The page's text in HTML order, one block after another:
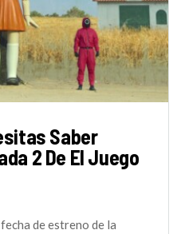
Saber
2 De El Juego
de estreno de la